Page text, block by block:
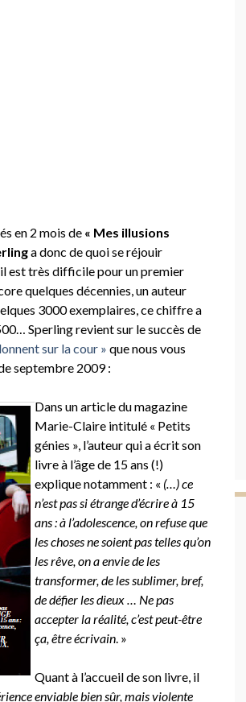
en 2 mois de « Mes illusions
a donc de quoi se réjouir
est très difficile pour un premier
quelques décennies, un auteur
3000 exemplaires, ce chiffre a
Sperling revient sur le succès de
sur la cour » que nous vous
septembre 2009 :
Dans un article du magazine
Marie-Claire intitulé « Petits
génies », l’auteur qui a écrit son
livre à l’âge de 15 ans (!)
explique notamment : « (…) ce
n’est pas si étrange d’écrire à 15
ans : à l’adolescence, on refuse que
les choses ne soient pas telles qu’on
les rêve, on a envie de les
transformer, de les sublimer, bref,
de défier les dieux … Ne pas
accepter la réalité, c’est peut-être
ça, être écrivain. »
Quant à l’accueil de son livre, il
enviable bien sûr, mais violente